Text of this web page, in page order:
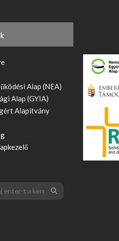
Alap (NEA)
Alap (GYIA)
Alapítvány